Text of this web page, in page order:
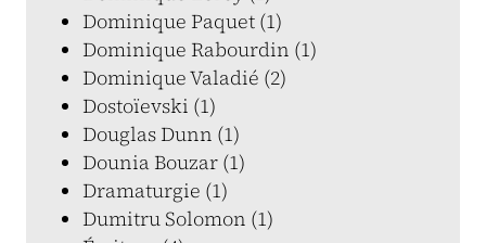
Dominique Paquet (1)
Dominique Rabourdin (1)
Dominique Valadié (2)
Dostoïevski (1)
Douglas Dunn (1)
Dounia Bouzar (1)
Dramaturgie (1)
Dumitru Solomon (1)